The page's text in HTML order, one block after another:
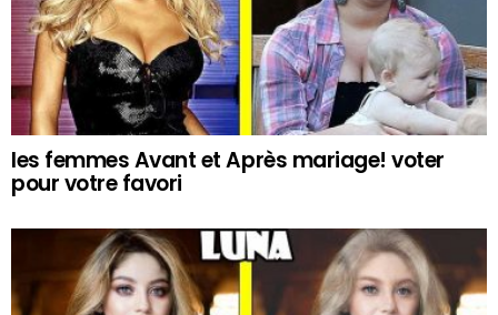
les femmes Avant et Après mariage! voter
pour votre favori